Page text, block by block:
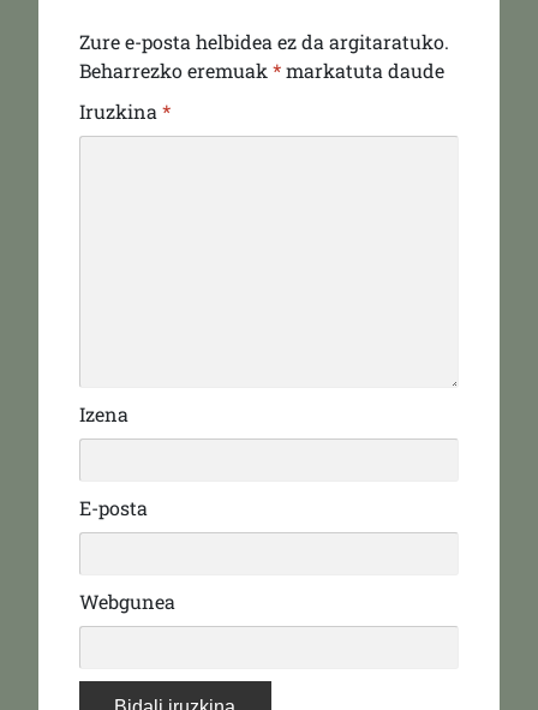
Zure e-posta helbidea ez da argitaratuko.
Beharrezko eremuak *markatuta daude
Iruzkina *
Izena
E-posta
Webgunea